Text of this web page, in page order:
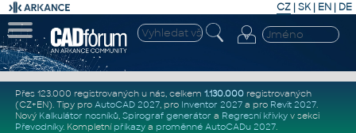
CZ | SK| EN | DE
Přes 123.000 registrovaných u nás, celkem 1.130.000registrovaných
(CZ+EN). Tipy pro AutoCAD 2027, pro Inventor 2027a pro Revit 2027.
Nový Kalkulátor nosníků, Spirograf generátor a Regresní křivkyv sekci
Převodníky. Kompletní příkazya proměnné AutoCADu 2027.